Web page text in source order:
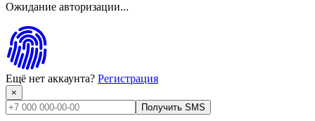
Ожидание авторизации...
Ещё нет аккаунта? Регистрация
×
Получить SMS